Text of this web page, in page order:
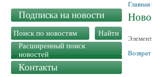
Подписка на новости
Расширенный поиск
новостей
Контакты
Главная